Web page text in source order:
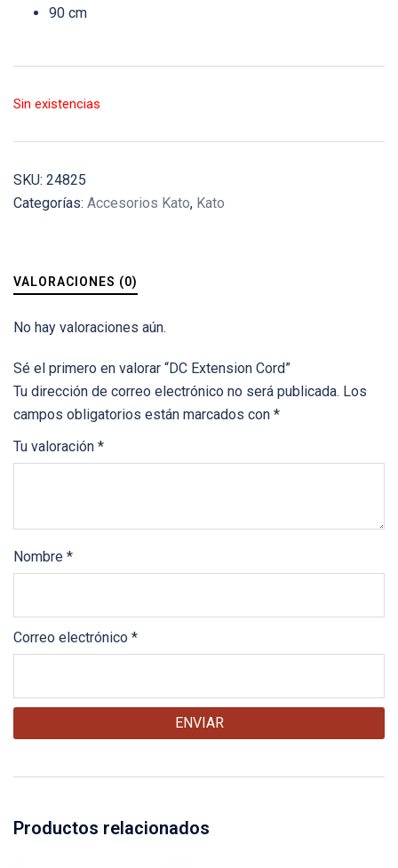
90 cm
Sin existencias
SKU: 24825
Categorías: Accesorios Kato, Kato
VALORACIONES (0)
No hay valoraciones aún.
Sé el primero en valorar “DC Extension Cord”
Tu dirección de correo electrónico no será publicada. Los
campos obligatorios están marcados con *
Tu valoración *
Nombre *
Correo electrónico *
Productos relacionados